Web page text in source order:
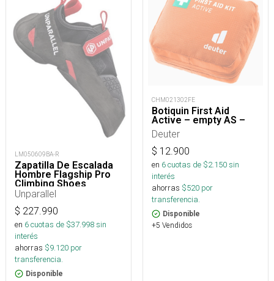
LM050609BA-R
Zapatilla De Escalada
Hombre Flagship Pro
Climbing Shoes
Unparallel
$ 227.990
en 6cuotas de $37.998sin
interés
ahorras $9.120 por
transferencia.
Disponible
CHM021302FE
Botiquin First Aid
Active – empty AS –
Deuter
$ 12.900
en 6cuotas de $2.150sin
interés
ahorras $520 por
transferencia.
Disponible
+5 Vendidos